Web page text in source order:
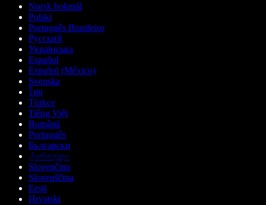
Norsk bokmål
Polski
Português Brasileiro
Русский
Українська
Español
Español (México)
Svenska
ไทย
Türkçe
Tiếng Việt
Română
Português
Български
ქართული
Slovenčina
Slovenščina
Eesti
Hrvatski